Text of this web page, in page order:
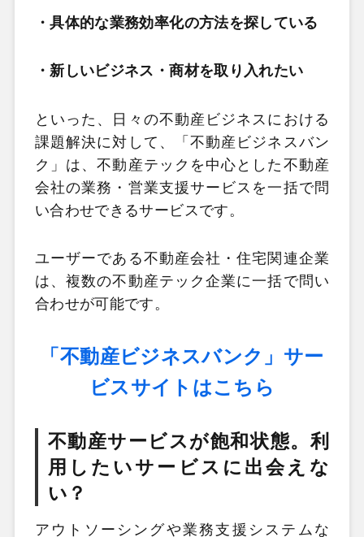
・具体的な業務効率化の方法を探している
・新しいビジネス・商材を取り入れたい
といった、日々の不動産ビジネスにおける
課題解決に対して、「不動産ビジネスバン
ク」は、不動産テックを中心とした不動産
会社の業務・営業支援サービスを一括で問
い合わせできるサービスです。
ユーザーである不動産会社・住宅関連企業
は、複数の不動産テック企業に一括で問い
合わせが可能です。
「不動産ビジネスバンク」サー
ビスサイトはこちら
不動産サービスが飽和状態。利
用したいサービスに出会えな
い？
アウトソーシングや業務支援システムな